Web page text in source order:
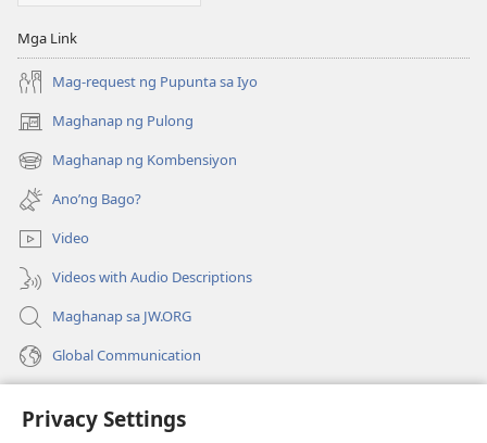
Privacy Settings
na
Mga Link
Mag-request ng Pupunta sa Iyo
Maghanap ng Pulong
(may
bubukas
na
bagong
window)
Maghanap ng Kombensiyon
(may
bubukas
na
bagong
window)
Ano’ng Bago?
Video
Videos with Audio Descriptions
Maghanap sa JW.ORG
Global Communication